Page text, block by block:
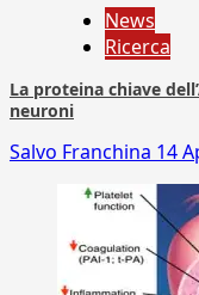
News
Ricerca
La proteina chiave
neuroni
Salvo Franchina 14